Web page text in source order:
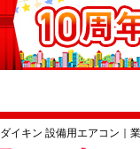
ダイキン 設備用エアコン｜